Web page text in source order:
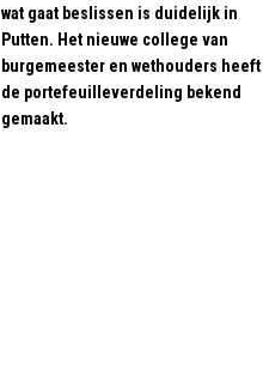
wat gaat beslissen is duidelijk in
Putten. Het nieuwe college van
burgemeester en wethouders heeft
de portefeuilleverdeling bekend
gemaakt.